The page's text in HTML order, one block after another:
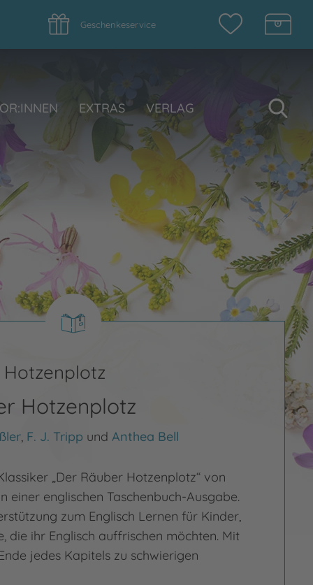
Geschenkeservice
EXTRAS VERLAG
Hotzenplotz
, F. J. Tripp und Anthea Bell
„Der Räuber Hotzenplotz“ von
einer englischen Taschenbuch-Ausgabe.
zum Englisch Lernen für Kinder,
die ihr Englisch auffrischen möchten. Mit
jedes Kapitels zu schwierigen